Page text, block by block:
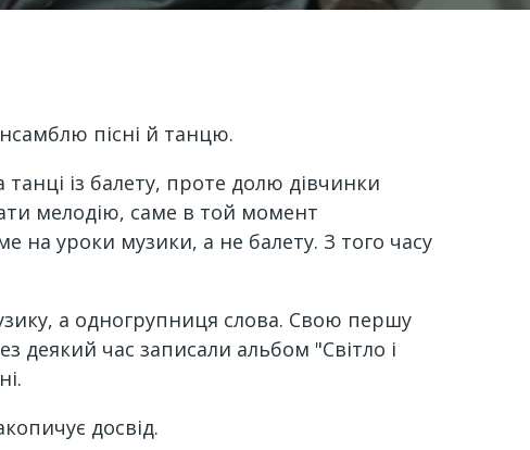
пісні й танцю.
із балету, проте долю дівчинки
мелодію, саме в той момент
на уроки музики, а не балету. З того часу
а одногрупниця слова. Свою першу
деякий час записали альбом "Світло і
досвід.